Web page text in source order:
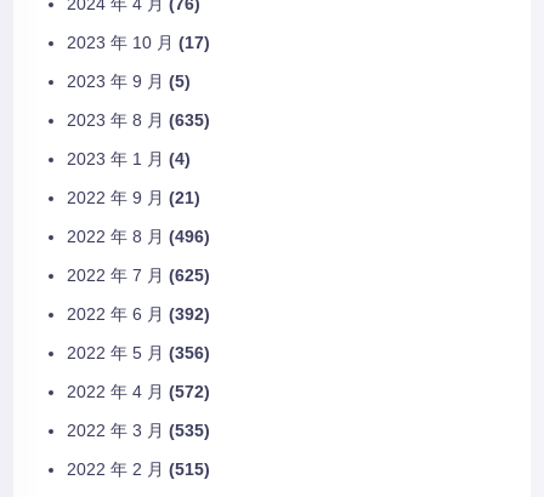
2024 年 4 月 (76)
2023 年 10 月 (17)
2023 年 9 月 (5)
2023 年 8 月 (635)
2023 年 1 月 (4)
2022 年 9 月 (21)
2022 年 8 月 (496)
2022 年 7 月 (625)
2022 年 6 月 (392)
2022 年 5 月 (356)
2022 年 4 月 (572)
2022 年 3 月 (535)
2022 年 2 月 (515)